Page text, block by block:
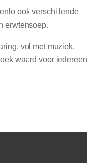
ook verschillende
erwtensoep.
vol met muziek,
waard voor iedereen